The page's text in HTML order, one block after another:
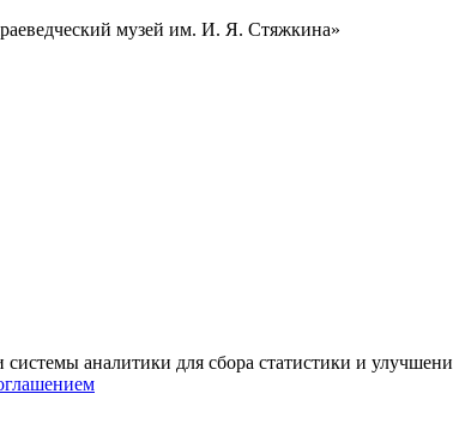
музей им. И. Я. Стяжкина»
аналитики для сбора статистики и